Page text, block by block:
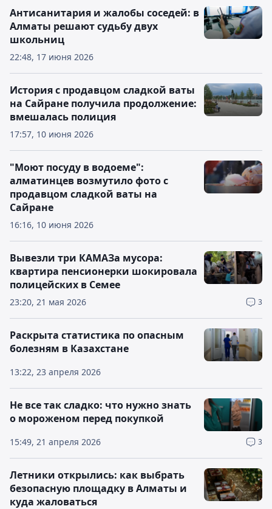
22:48, 17 июня 2026
Антисанитария и жалобы соседей: в
Алматы решают судьбу двух
школьниц
17:57, 10 июня 2026
История с продавцом сладкой ваты
на Сайране получила продолжение:
вмешалась полиция
16:16, 10 июня 2026
"Моют посуду в водоеме":
алматинцев возмутило фото с
продавцом сладкой ваты на
Сайране
23:20, 21 мая 2026 3
Вывезли три КАМАЗа мусора:
квартира пенсионерки шокировала
полицейских в Семее
13:22, 23 апреля 2026
Раскрыта статистика по опасным
болезням в Казахстане
15:49, 21 апреля 2026 3
Не все так сладко: что нужно знать
о мороженом перед покупкой
Летники открылись: как выбрать
безопасную площадку в Алматы и
куда жаловаться